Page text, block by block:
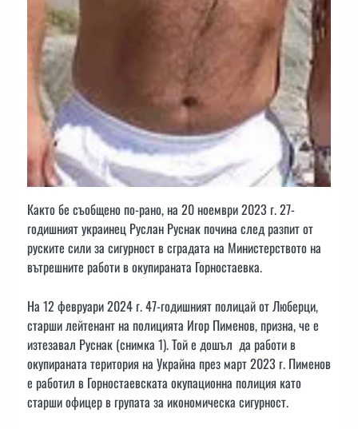
Както бе съобщено по-рано, на 20 ноември 2023 г. 27-
годишният украинец Руслан Руснак почина след разпит от
руските сили за сигурност в сградата на Министерството на
вътрешните работи в окупираната Горностаевка.
На 12 февруари 2024 г. 47-годишният полицай от Люберци,
старши лейтенант на полицията Игор Пименов, призна, че е
изтезавал Руснак (снимка 1). Той е дошъл да работи в
окупираната територия на Украйна през март 2023 г. Пименов
е работил в Горностаевската окупационна полиция като
старши офицер в групата за икономическа сигурност.